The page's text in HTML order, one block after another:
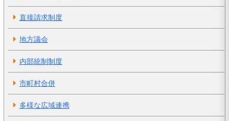
直接請求制度
地方議会
内部統制制度
市町村合併
多様な広域連携